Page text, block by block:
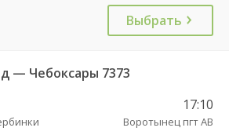
Выбрать
— Чебоксары 7373
17:10
Воротынец пгт АВ